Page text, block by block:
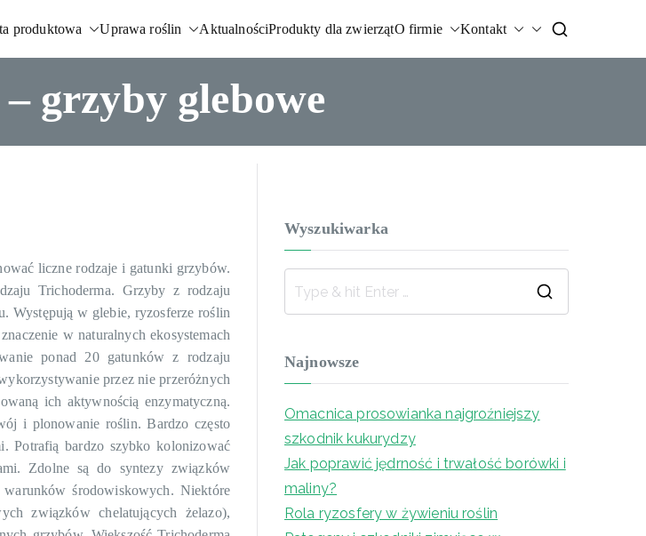
produktowa Uprawa roślin AktualnościProdukty dla zwierzątO firmie Kontakt
grzyby glebowe
liczne rodzaje i gatunki grzybów.
Trichoderma. Grzyby z rodzaju
Występują w glebie, ryzosferze roślin
w naturalnych ekosystemach
ponad 20 gatunków z rodzaju
przez nie przeróżnych
ich aktywnością enzymatyczną.
i plonowanie roślin. Bardzo często
Potrafią bardzo szybko kolonizować
Zdolne są do syntezy związków
środowiskowych. Niektóre
związków chelatujących żelazo),
Wyszukiwarka
Najnowsze
Omacnica prosowianka najgroźniejszy
szkodnik kukurydzy
Jak poprawić jędrność i trwałość borówki i
maliny?
Rola ryzosfery w żywieniu roślin